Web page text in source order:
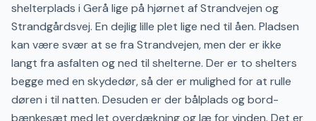
shelterplads i Gerå lige på hjørnet af Strandvejen og
Strandgårdsvej. En dejlig lille plet lige ned til åen. Pladsen
kan være svær at se fra Strandvejen, men der er ikke
langt fra asfalten og ned til shelterne. Der er to shelters
begge med en skydedør, så der er mulighed for at rulle
døren i til natten. Desuden er der bålplads og bord-
bænkesæt med let overdækning og læ for vinden. Det er